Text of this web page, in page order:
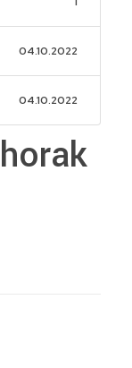
04.10.2022
04.10.2022